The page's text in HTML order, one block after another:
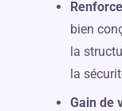
bien
la
la
Gain de